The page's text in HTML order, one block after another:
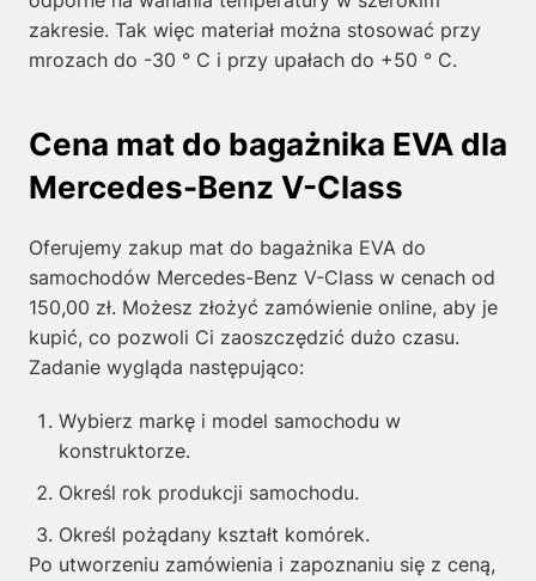
zakresie. Tak więc materiał można stosować przy
mrozach do -30 ° C i przy upałach do +50 ° C.
Cena mat do bagażnika EVA dla
Mercedes-Benz V-Class
Oferujemy zakup mat do bagażnika EVA do
samochodów Mercedes-Benz V-Class w cenach od
150,00 zł. Możesz złożyć zamówienie online, aby je
kupić, co pozwoli Ci zaoszczędzić dużo czasu.
Zadanie wygląda następująco:
Wybierz markę i model samochodu w
konstruktorze.
Określ rok produkcji samochodu.
Określ pożądany kształt komórek.
Po utworzeniu zamówienia i zapoznaniu się z ceną,